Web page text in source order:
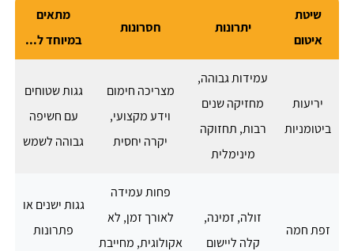
שיטת
איטום
יתרונות חסרונות
מתאים
במיוחד ל...
יריעות
ביטומניות
עמידות גבוהה,
מחזיקה שנים
רבות, תחזוקה
מינימלית
מצריכה חימום
וידע מקצועי,
יקרה יחסית
גגות שטוחים
עם חשיפה
גבוהה לשמש
זפת חמה
זולה, זמינה,
קלה ליישום
פחות עמידה
לאורך זמן, לא
אקולוגית, מחייבת
גגות ישנים או
פתרונות